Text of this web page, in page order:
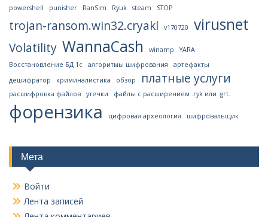
powershell
punisher RanSim Ryuk steam STOP
trojan-ransom.win32.cryakl v170720 virusnet
Volatility WannaCash winamp
YARA
Восстановление БД 1с
алгоритмы шифрования
артефакты
дешифратор
криминалистика обзор платные услуги
расшифровка файлов утечки файлы с расширением .ryk или .grt.
форензика цифровая археология шифровальщик
Мета
Войти
Лента записей